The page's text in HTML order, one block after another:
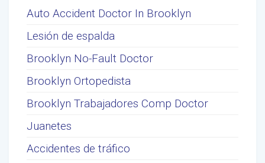
Auto Accident Doctor In Brooklyn
Lesión de espalda
Brooklyn No-Fault Doctor
Brooklyn Ortopedista
Brooklyn Trabajadores Comp Doctor
Juanetes
Accidentes de tráfico